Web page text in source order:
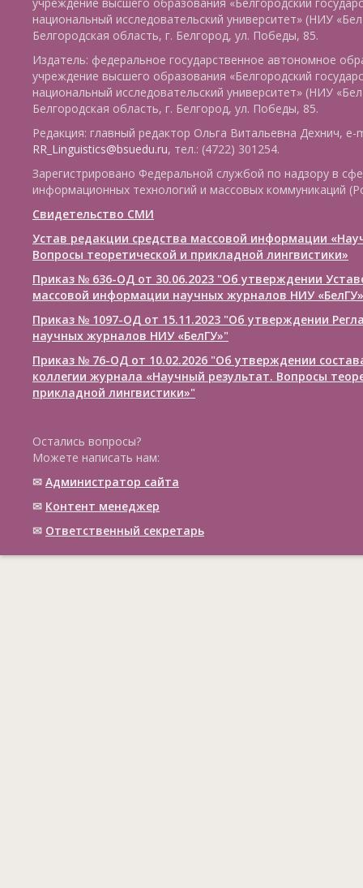
национальный исследовательский университет» (НИУ
Белгородская область, г. Белгород, ул. Победы, 85.
Издатель: федеральное государственное автономное
учреждение высшего образования «Белгородский
национальный исследовательский университет» (НИУ
Белгородская область, г. Белгород, ул. Победы, 85.
Редакция: главный редактор Ольга Витальевна Дехнич, e-
RR_Linguistics@bsuedu.ru, тел.: (4722) 301254.
Зарегистрировано Федеральной службой по надзору в
информационных технологий и массовых коммуникаций
Свидетельство СМИ
Устав редакции средства массовой информации
Вопросы теоретической и прикладной лингвистики»
Приказ № 636-ОД от 30.06.2023 "Об утверждении
массовой информации научных журналов НИУ «БелГУ»
Приказ № 1097-ОД от 15.11.2023 "Об утверждении
научных журналов НИУ «БелГУ»"
Приказ № 76-ОД от 10.02.2026 "Об утверждении
коллегии журнала «Научный результат. Вопросы
прикладной лингвистики»"
Остались вопросы?
Можете написать нам:
✉ Администратор сайта
✉ Контент менеджер
✉ Ответственный cекретарь